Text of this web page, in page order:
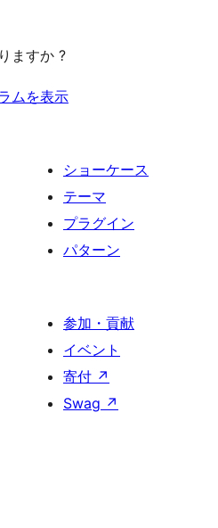
ますか ?
ムを表示
ショーケース
テーマ
プラグイン
パターン
参加・貢献
イベント
寄付 ↗
Swag ↗